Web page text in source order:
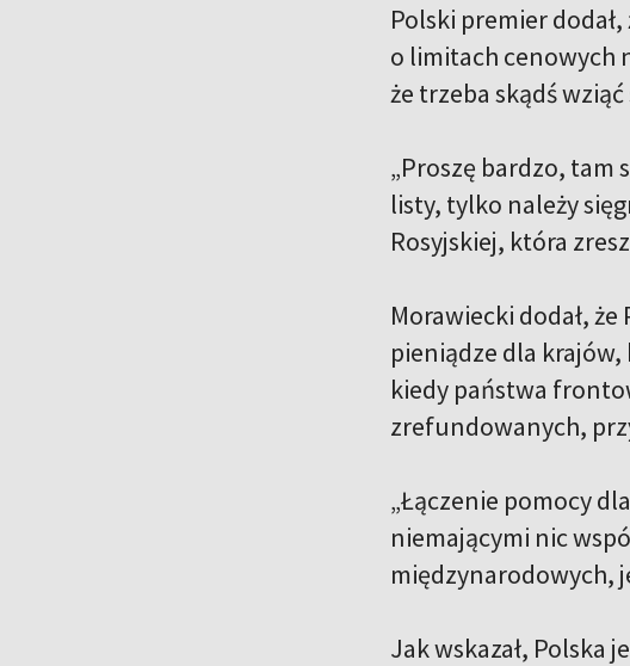
Polski premier
o limitach cenowych
że trzeba skądś
„Proszę bardzo, tam
listy, tylko należy
Rosyjskiej, która
Morawiecki dodał,
pieniądze dla krajów,
kiedy państwa
zrefundowanych,
„Łączenie pomocy
niemającymi nic
międzynarodowych,
Jak wskazał, Polska